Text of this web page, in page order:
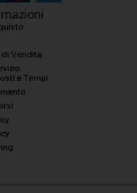
Vendita
e Tempi